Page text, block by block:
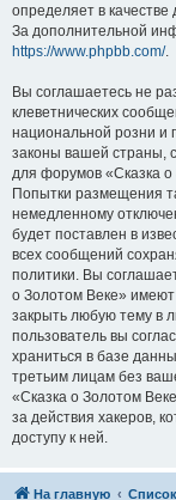
определяет в
За дополнительной
https://www.phpbb.com/.
Вы соглашаетесь не
клеветнических
национальной розни и
законы вашей страны,
для форумов «Сказка
Попытки размещения
немедленному
будет поставлен в
всех сообщений
политики. Вы
о Золотом Веке» имеют
закрыть любую тему в
пользователь вы
храниться в базе
третьим лицам без
«Сказка о Золотом
за действия хакеров,
доступу к ней.
На главную